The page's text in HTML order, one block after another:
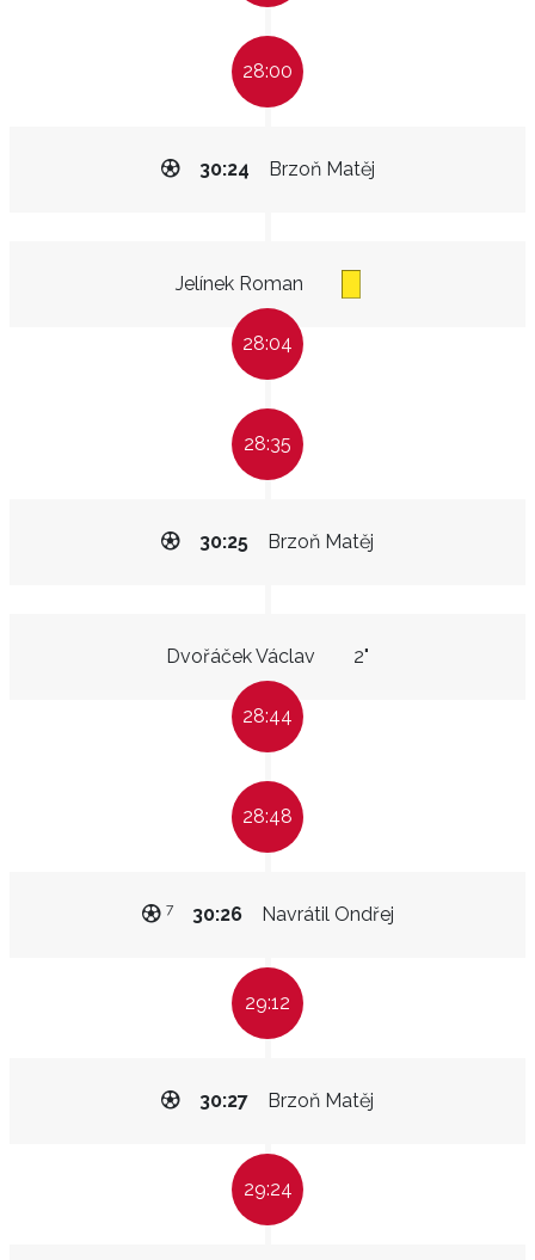
28:00
Brzoň Matěj
30:24
Jelínek Roman
28:04
28:35
Brzoň Matěj
30:25
Dvořáček Václav 2"
28:44
28:48
Navrátil Ondřej
30:26
7
29:12
Brzoň Matěj
30:27
29:24